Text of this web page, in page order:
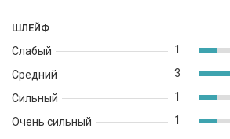
ШЛЕЙФ
Слабый
Средний
Сильный
Очень сильный
1
3
1
1